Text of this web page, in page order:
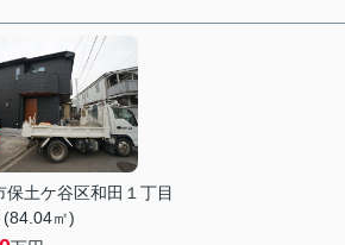
保土ケ谷区和田１丁目
(84.04㎡)